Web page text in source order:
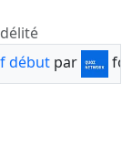
début par